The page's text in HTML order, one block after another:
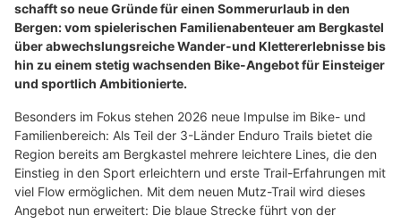
schafft so neue Gründe für einen Sommerurlaub in den
Bergen: vom spielerischen Familienabenteuer am Bergkastel
über abwechslungsreiche Wander-und Klettererlebnisse bis
hin zu einem stetig wachsenden Bike-Angebot für Einsteiger
und sportlich Ambitionierte.
Besonders im Fokus stehen 2026 neue Impulse im Bike- und
Familienbereich: Als Teil der 3-Länder Enduro Trails bietet die
Region bereits am Bergkastel mehrere leichtere Lines, die den
Einstieg in den Sport erleichtern und erste Trail-Erfahrungen mit
viel Flow ermöglichen. Mit dem neuen Mutz-Trail wird dieses
Angebot nun erweitert: Die blaue Strecke führt von der